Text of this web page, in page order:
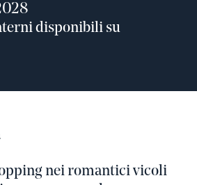
disponibili su
nei romantici vicoli